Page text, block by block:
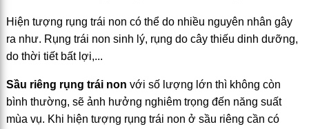
Hiện tượng rụng trái non có thể do nhiều nguyên nhân gây
ra như. Rụng trái non sinh lý, rụng do cây thiếu dinh dưỡng,
do thời tiết bất lợi,...
Sầu riêng rụng trái non với số lượng lớn thì không còn
bình thường, sẽ ảnh hưởng nghiêm trọng đến năng suất
mùa vụ. Khi hiện tượng rụng trái non ở sầu riêng cần có